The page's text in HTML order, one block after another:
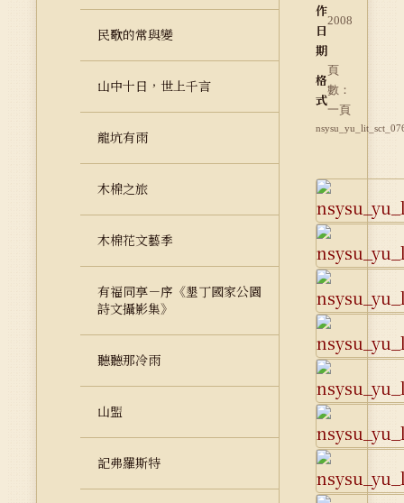
民歌的常與變
山中十日，世上千言
龍坑有雨
木棉之旅
木棉花文藝季
有福同享－序《墾丁國家公園
詩文攝影集》
聽聽那冷雨
山盟
記弗羅斯特
作
日
期
2008
格
式
頁
數：
一頁